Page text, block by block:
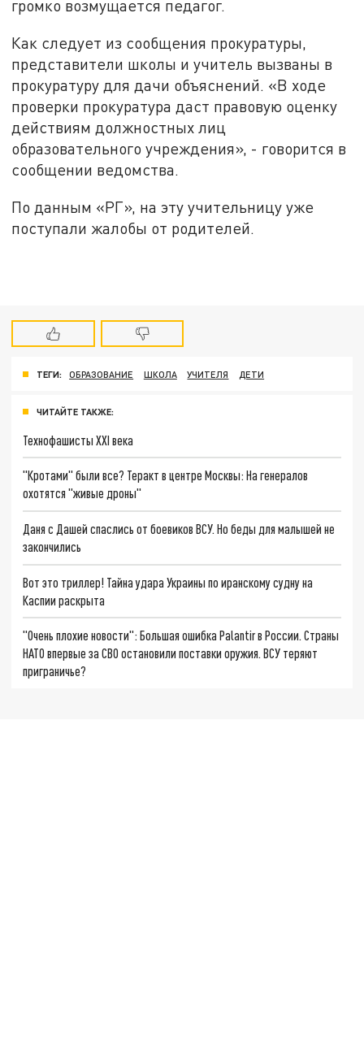
громко возмущается педагог.
Как следует из сообщения прокуратуры,
представители школы и учитель вызваны в
прокуратуру для дачи объяснений. «В ходе
проверки прокуратура даст правовую оценку
действиям должностных лиц
образовательного учреждения», - говорится в
сообщении ведомства.
По данным «РГ», на эту учительницу уже
поступали жалобы от родителей.
ТЕГИ: ОБРАЗОВАНИЕ ШКОЛА УЧИТЕЛЯ ДЕТИ
ЧИТАЙТЕ ТАКЖЕ:
Технофашисты XXI века
"Кротами" были все? Теракт в центре Москвы: На генералов
охотятся "живые дроны"
Даня с Дашей спаслись от боевиков ВСУ. Но беды для малышей не
закончились
Вот это триллер! Тайна удара Украины по иранскому судну на
Каспии раскрыта
"Очень плохие новости": Большая ошибка Palantir в России. Страны
НАТО впервые за СВО остановили поставки оружия. ВСУ теряют
приграничье?